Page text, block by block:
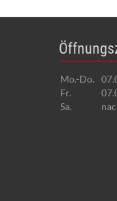
Mo.-Do.
Fr.
Sa.